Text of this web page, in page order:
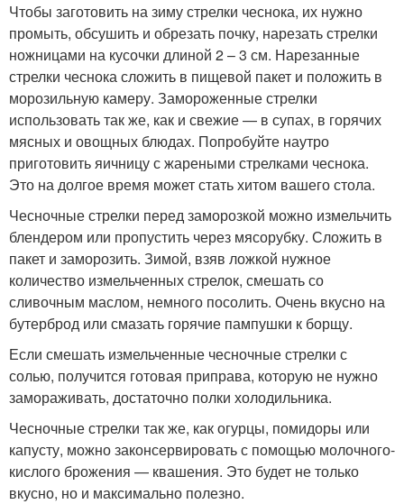
Чтобы заготовить на зиму стрелки чеснока, их нужно
промыть, обсушить и обрезать почку, нарезать стрелки
ножницами на кусочки длиной 2 – 3 см. Нарезанные
стрелки чеснока сложить в пищевой пакет и положить в
морозильную камеру. Замороженные стрелки
использовать так же, как и свежие — в супах, в горячих
мясных и овощных блюдах. Попробуйте наутро
приготовить яичницу с жареными стрелками чеснока.
Это на долгое время может стать хитом вашего стола.
Чесночные стрелки перед заморозкой можно измельчить
блендером или пропустить через мясорубку. Сложить в
пакет и заморозить. Зимой, взяв ложкой нужное
количество измельченных стрелок, смешать со
сливочным маслом, немного посолить. Очень вкусно на
бутерброд или смазать горячие пампушки к борщу.
Если смешать измельченные чесночные стрелки с
солью, получится готовая приправа, которую не нужно
замораживать, достаточно полки холодильника.
Чесночные стрелки так же, как огурцы, помидоры или
капусту, можно законсервировать с помощью молочного-
кислого брожения — квашения. Это будет не только
вкусно, но и максимально полезно.